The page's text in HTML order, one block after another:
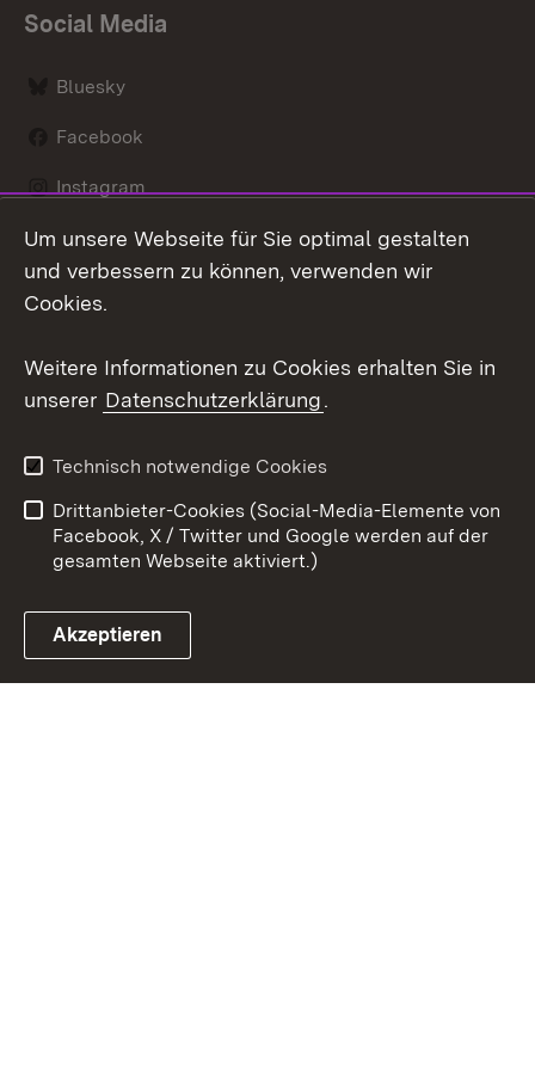
Social Media
Bluesky
Facebook
Instagram
LinkedIn
Link zum Landesportal
Datenschutz
Barrierefreiheit
Impressum
Cookies
Um unsere Webseite für Sie optimal gestalten
und verbessern zu können, verwenden wir
Cookies.
Weitere Informationen zu Cookies erhalten Sie in
unserer Datenschutzerklärung.
Technisch notwendige Cookies
Drittanbieter-Cookies (Social-Media-Elemente von
Facebook, X / Twitter und Google werden auf der
gesamten Webseite aktiviert.)
Akzeptieren